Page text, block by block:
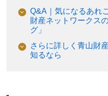
Q&A｜気になるあれ
財産ネットワークス
グ」
さらに詳しく青山財
知るなら